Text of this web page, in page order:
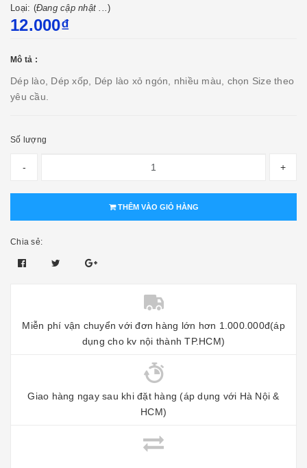
Loại: (Đang cập nhật ...)
12.000₫
Mô tả :
Dép lào, Dép xốp, Dép lào xỏ ngón, nhiều màu, chọn Size theo
yêu cầu.
Số lượng
- +
THÊM VÀO GIỎ HÀNG
Chia sẻ:
Miễn phí vận chuyển với đơn hàng lớn hơn 1.000.000đ(áp
dụng cho kv nội thành TP.HCM)
Giao hàng ngay sau khi đặt hàng (áp dụng với Hà Nội &
HCM)